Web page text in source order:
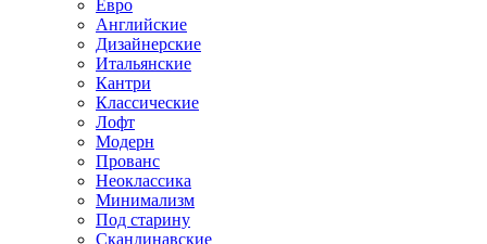
Евро
Английские
Дизайнерские
Итальянские
Кантри
Классические
Лофт
Модерн
Прованс
Неоклассика
Минимализм
Под старину
Скандинавские